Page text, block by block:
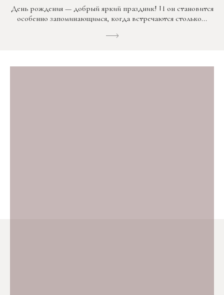
День рождения — добрый яркий праздник! И он становится
особенно запоминающимся, когда встречаются столько...